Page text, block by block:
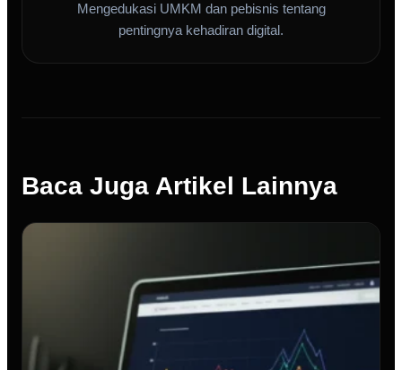
Mengedukasi UMKM dan pebisnis tentang
pentingnya kehadiran digital.
Baca Juga Artikel Lainnya